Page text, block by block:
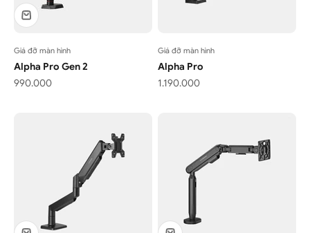
Giá đỡ màn hình
Alpha Pro Gen 2
Giá bán
990.000
Giá đỡ màn hình
Alpha Pro
Giá bán
1.190.000